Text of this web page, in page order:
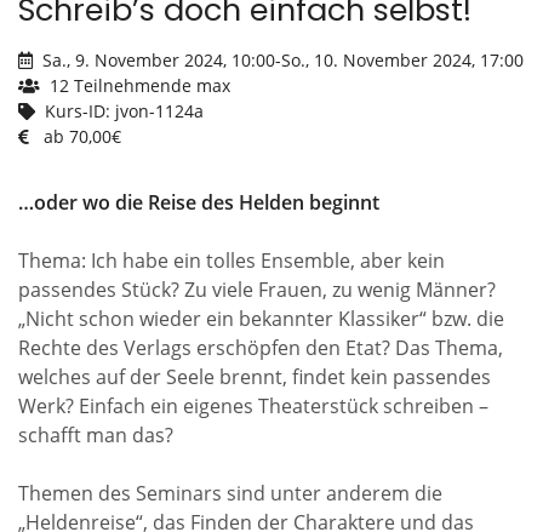
Schreib’s doch einfach selbst!
Sa., 9. November 2024, 10:00-So., 10. November 2024, 17:00
12 Teilnehmende max
Kurs-ID: jvon-1124a
ab 70,00€
…oder wo die Reise des Helden beginnt
Thema: Ich habe ein tolles Ensemble, aber kein
passendes Stück? Zu viele Frauen, zu wenig Männer?
„Nicht schon wieder ein bekannter Klassiker“ bzw. die
Rechte des Verlags erschöpfen den Etat? Das Thema,
welches auf der Seele brennt, findet kein passendes
Werk? Einfach ein eigenes Theaterstück schreiben –
schafft man das?
Themen des Seminars sind unter anderem die
„Heldenreise“, das Finden der Charaktere und das